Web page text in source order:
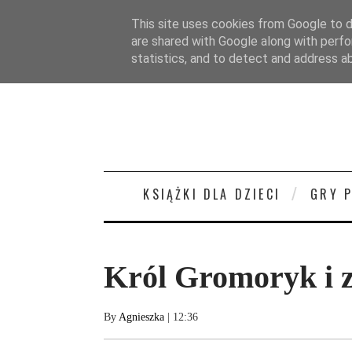
STRONA GŁÓWNA O MNIE KONTAKT/
KSIĄŻKI DLA DZIECI GRY
Król Gromoryk i
By Agnieszka | 12:36
This site uses cookies from Google to
are shared with Google along with
statistics, and to detect and address